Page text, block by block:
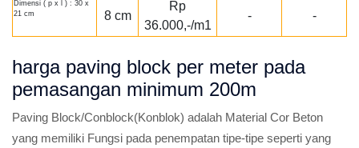
Dimensi ( p x l ) : 30 x
21 cm
8 cm
Rp
36.000,-/m1
- -
harga paving block per meter pada
pemasangan minimum 200m
Paving Block/Conblock(Konblok) adalah Material Cor Beton
yang memiliki Fungsi pada penempatan tipe-tipe seperti yang